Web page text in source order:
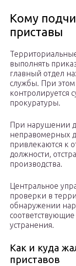
Кому
приставы
выполнять
главный отдел
службы. При этом
контролируется
прокуратуры.
При нарушении
неправомерных
привлекаются к
должности,
производства.
Центральное
проверки в
обнаружении
устранения.
Как и куда
приставов